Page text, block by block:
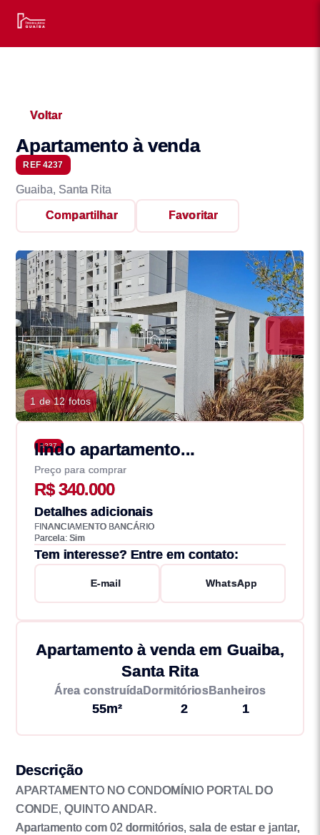
Voltar
Apartamento à venda
REF 4237
Guaiba, Santa Rita
Compartilhar Favoritar
1 de 12 fotos
4237
lindo apartamento...
Preço para comprar
R$ 340.000
Detalhes adicionais
FINANCIAMENTO BANCÁRIO
Parcela: Sim
Tem interesse? Entre em contato:
E-mail WhatsApp
Apartamento à venda em Guaiba,
Santa Rita
Área construída
55m²
Dormitórios
2
Banheiros
1
Descrição
APARTAMENTO NO CONDOMÍNIO PORTAL DO
CONDE, QUINTO ANDAR.
Apartamento com 02 dormitórios, sala de estar e jantar,